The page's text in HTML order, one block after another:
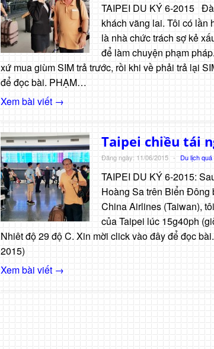
TAIPEI DU KÝ 6-2015
khách vãng lai. Tôi có lần
là nhà chức trách sợ kẻ
để làm chuyện phạm
xứ mua giùm SIM trả trước, rồi khi về phải trả lại
để đọc bài. PHẠM…
Xem bài viết →
Taipei chiều tái
Đăng ngày: 11/06/2015 - Du lịch quá
TAIPEI DU KÝ 6-2015:
Hoàng Sa trên Biển Đông
China Airlines (Taiwan),
của Taipei lúc 15g40ph
Nhiêt độ 29 độ C. Xin mời click vào đây để đọc
2015)
Xem bài viết →